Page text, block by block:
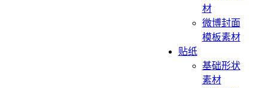
材
微博封面
模板素材
贴纸
基础形状
素材